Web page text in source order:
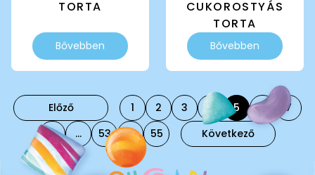
TORTA
Bővebben
Ennek
a
terméknek
variációja
van.
A
változatok
a
termékoldalon
CUKOROSTYÁS
TORTA
Bővebben
Ennek
a
terméknek
variációja
van.
A
változatok
termékoldalon
Előző 1 2 3 4 5 6
7
8
… 53 54 55 Következő